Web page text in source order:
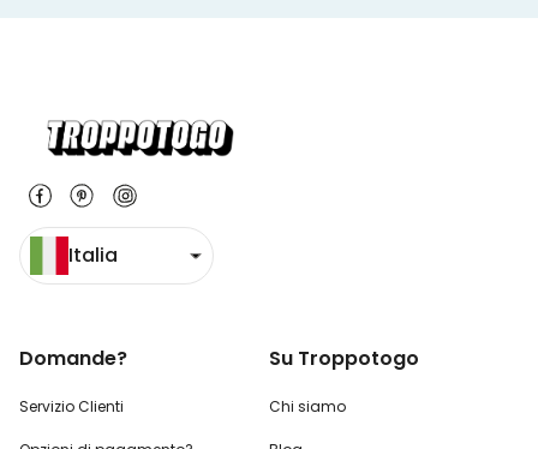
Italia
Domande?
Servizio Clienti
Su Troppotogo
Chi siamo